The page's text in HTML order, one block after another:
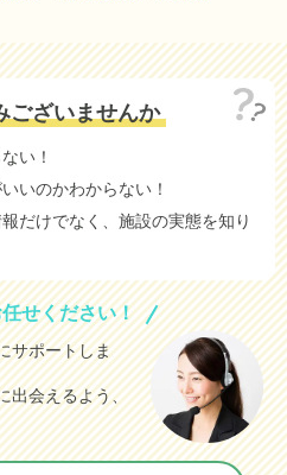
ございませんか
い！
いのかわからない！
だけでなく、施設の実態を知り
せください！
サポートしま
出会えるよう、